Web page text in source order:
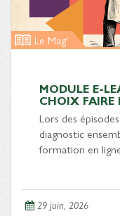
Le Mag'
MODULE E-
CHOIX FAIRE
Lors des
diagnostic
formation en
29 juin, 2026